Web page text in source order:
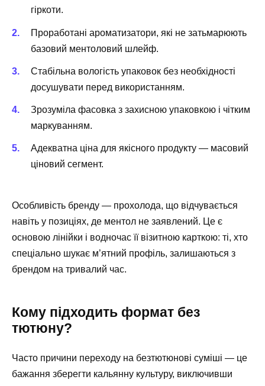
гіркоти.
Проработані ароматизатори, які не затьмарюють
базовий ментоловий шлейф.
Стабільна вологість упаковок без необхідності
досушувати перед використанням.
Зрозуміла фасовка з захисною упаковкою і чітким
маркуванням.
Адекватна ціна для якісного продукту — масовий
ціновий сегмент.
Особливість бренду — прохолода, що відчувається
навіть у позиціях, де ментол не заявлений. Це є
основою лінійки і водночас її візитною карткою: ті, хто
спеціально шукає м’ятний профіль, залишаються з
брендом на тривалий час.
Кому підходить формат без
тютюну?
Часто причини переходу на безтютюнові суміші — це
бажання зберегти кальянну культуру, виключивши